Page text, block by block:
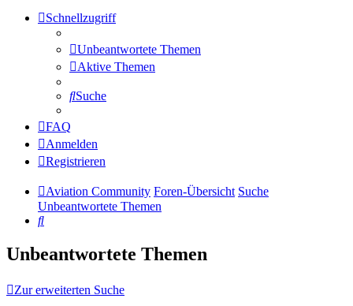
Schnellzugriff
Unbeantwortete Themen
Aktive Themen
Suche
FAQ
Anmelden
Registrieren
Aviation Community Foren-Übersicht Suche
Unbeantwortete Themen
Suche
Unbeantwortete Themen
Zur erweiterten Suche